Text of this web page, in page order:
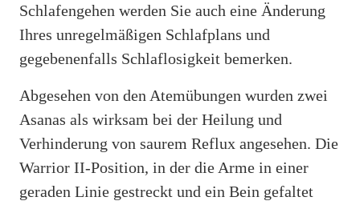
Schlafengehen werden Sie auch eine Änderung
Ihres unregelmäßigen Schlafplans und
gegebenenfalls Schlaflosigkeit bemerken.
Abgesehen von den Atemübungen wurden zwei
Asanas als wirksam bei der Heilung und
Verhinderung von saurem Reflux angesehen. Die
Warrior II-Position, in der die Arme in einer
geraden Linie gestreckt und ein Bein gefaltet